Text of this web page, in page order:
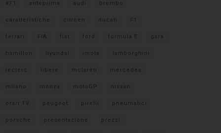
#F1 anteprima audi brembo
caratteristiche citroen ducati F1
ferrari FIA fiat ford formula E gara
hamilton hyundai imola lamborghini
leclerc libere mclaren mercedes
milano monza motoGP nissan
orari TV peugeot pirelli pneumatici
porsche presentazione prezzi